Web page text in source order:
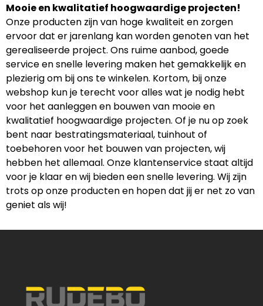
Mooie en kwalitatief hoogwaardige projecten!
Onze producten zijn van hoge kwaliteit en zorgen
ervoor dat er jarenlang kan worden genoten van het
gerealiseerde project. Ons ruime aanbod, goede
service en snelle levering maken het gemakkelijk en
plezierig om bij ons te winkelen. Kortom, bij onze
webshop kun je terecht voor alles wat je nodig hebt
voor het aanleggen en bouwen van mooie en
kwalitatief hoogwaardige projecten. Of je nu op zoek
bent naar bestratingsmateriaal, tuinhout of
toebehoren voor het bouwen van projecten, wij
hebben het allemaal. Onze klantenservice staat altijd
voor je klaar en wij bieden een snelle levering. Wij zijn
trots op onze producten en hopen dat jij er net zo van
geniet als wij!